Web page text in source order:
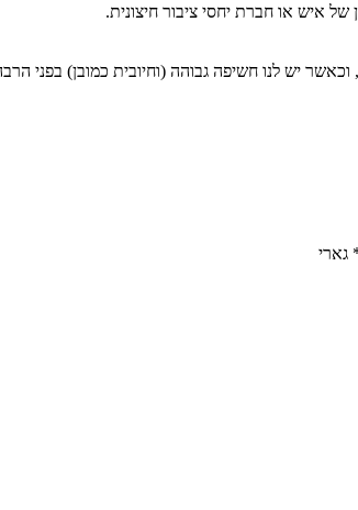
איש או חברת יחסי ציבור חיצונית.
יש לנו חשיפה גבוהה (וחיובית כמובן) בפני
גארי